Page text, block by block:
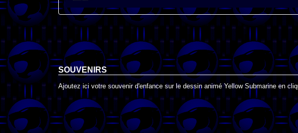
SOUVENIRS
Ajoutez ici votre souvenir d'enfance sur le dessin animé Yellow Submarine en